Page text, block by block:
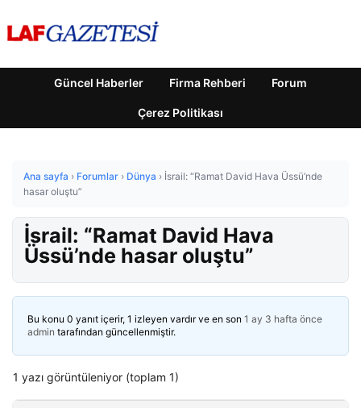
Güncel Haberler Firma Rehberi Forum
Çerez Politikası
Ana sayfa › Forumlar › Dünya › İsrail: “Ramat David Hava Üssü’nde
hasar oluştu”
İsrail: “Ramat David Hava
Üssü’nde hasar oluştu”
Bu konu 0 yanıt içerir, 1 izleyen vardır ve en son 1 ay 3 hafta önce
admin tarafından güncellenmiştir.
1 yazı görüntüleniyor (toplam 1)